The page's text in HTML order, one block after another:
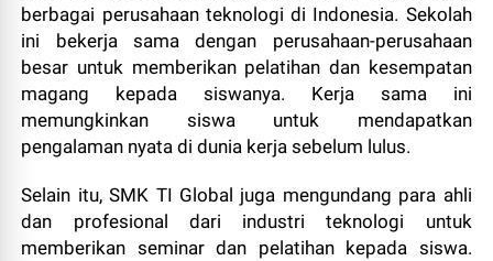
berbagai perusahaan teknologi di Indonesia. Sekolah
ini bekerja sama dengan perusahaan-perusahaan
besar untuk memberikan pelatihan dan kesempatan
magang kepada siswanya. Kerja sama ini
memungkinkan siswa untuk mendapatkan
pengalaman nyata di dunia kerja sebelum lulus.
Selain itu, SMK TI Global juga mengundang para ahli
dan profesional dari industri teknologi untuk
memberikan seminar dan pelatihan kepada siswa.